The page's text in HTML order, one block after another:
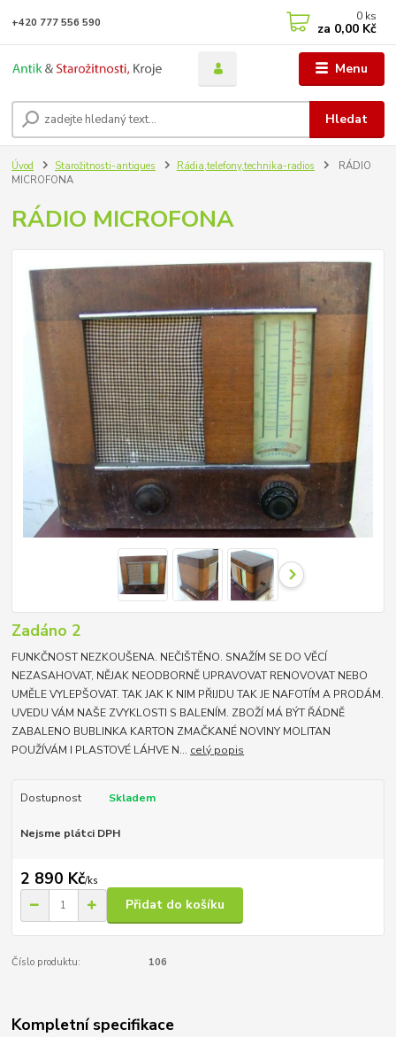
Menu
Hledat
+420 777 556 590 0 ks
za 0,00 Kč
Úvod Starožitnosti-antiques Rádia,telefony,technika-radios
RÁDIO
MICROFONA
RÁDIO MICROFONA
Zadáno 2
FUNKČNOST NEZKOUŠENA. NEČIŠTĚNO. SNAŽÍM SE DO VĚCÍ
NEZASAHOVAT, NĚJAK NEODBORNĚ UPRAVOVAT RENOVOVAT NEBO
UMĚLE VYLEPŠOVAT. TAK JAK K NIM PŘIJDU TAK JE NAFOTÍM A PRODÁM.
UVEDU VÁM NAŠE ZVYKLOSTI S BALENÍM. ZBOŽÍ MÁ BÝT ŘÁDNĚ
ZABALENO BUBLINKA KARTON ZMAČKANÉ NOVINY MOLITAN
POUŽÍVÁM I PLASTOVÉ LÁHVE N... celý popis
Dostupnost Skladem
Nejsme plátci DPH
2 890 Kč/ks
Přidat do košíku
Číslo produktu: 106
Kompletní specifikace